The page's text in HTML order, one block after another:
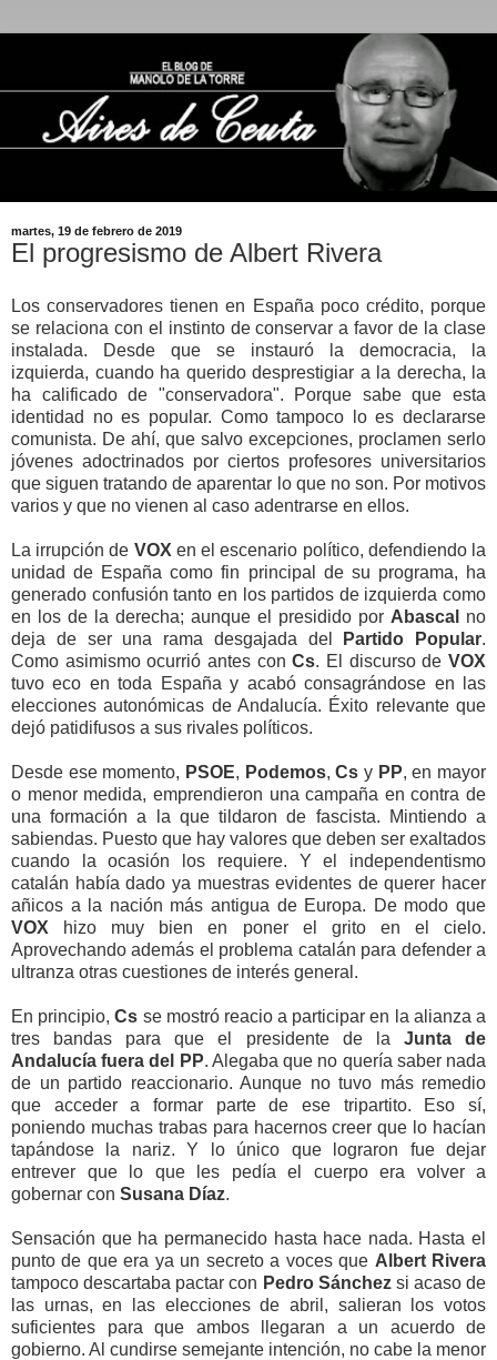
martes, 19 de febrero de 2019
El progresismo de Albert Rivera
Los conservadores tienen en España poco crédito, porque
se relaciona con el instinto de conservar a favor de la clase
instalada. Desde que se instauró la democracia, la
izquierda, cuando ha querido desprestigiar a la derecha, la
ha calificado de "conservadora". Porque sabe que esta
identidad no es popular. Como tampoco lo es declararse
comunista. De ahí, que salvo excepciones, proclamen serlo
jóvenes adoctrinados por ciertos profesores universitarios
que siguen tratando de aparentar lo que no son. Por motivos
varios y que no vienen al caso adentrarse en ellos.
La irrupción de VOX en el escenario político, defendiendo la
unidad de España como fin principal de su programa, ha
generado confusión tanto en los partidos de izquierda como
en los de la derecha; aunque el presidido por Abascal
no
deja de ser una rama desgajada del
Partido Popular.
Como asimismo ocurrió antes conCs. El discurso deVOX
tuvo eco en toda España y acabó consagrándose en las
elecciones autonómicas de Andalucía. Éxito relevante que
dejó patidifusos a sus rivales políticos.
Desde ese momento, PSOE, Podemos,Cs y PP, en mayor
o menor medida, emprendieron una campaña en contra de
una formación a la que tildaron de fascista. Mintiendo a
sabiendas. Puesto que hay valores que deben ser exaltados
cuando la ocasión los requiere. Y el independentismo
catalán había dado ya muestras evidentes de querer hacer
añicos a la nación más antigua de Europa. De modo que
VOX hizo muy bien en poner el grito en el cielo.
Aprovechando además el problema catalán para defender a
ultranza otras cuestiones de interés general.
En principio,Cs se mostró reacio a participar en la alianza a
tres bandas para que el presidente de la Junta de
Andalucía fuera del PP. Alegaba que no quería saber nada
de un partido reaccionario. Aunque no tuvo más remedio
que acceder a formar parte de ese tripartito. Eso sí,
poniendo muchas trabas para hacernos creer que lo hacían
tapándose la nariz. Y lo único que lograron fue dejar
entrever que lo que les pedía el cuerpo era volver a
gobernar con Susana Díaz.
Sensación que ha permanecido hasta hace nada. Hasta el
punto de que era ya un secreto a voces que Albert Rivera
tampoco descartaba pactar con Pedro Sánchezsi acaso de
las urnas, en las elecciones de abril, salieran los votos
suficientes para que ambos llegaran a un acuerdo de
gobierno. Al cundirse semejante intención, no cabe la menor